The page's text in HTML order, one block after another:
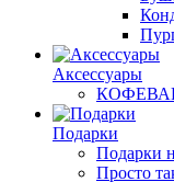
Аксессуары
Подарки
Подарки
Просто